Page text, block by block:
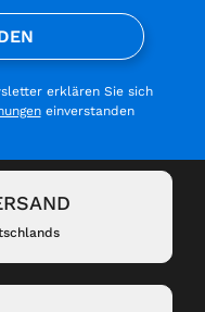
erklären Sie sich
einverstanden